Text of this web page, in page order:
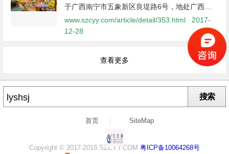
于广西南宁市五象新区良堤路6号，地处广西城
南沿江核心、南宁东扩发展轴线上，北达风岭
南，西接五象新区，东连龙岗片区。南宁万达茂
www.szcyy.com/article/detail/353.html
2017-
12-28
查看更多
搜索
首页 SiteMap
Copyright © 2017-2018 SZCYY.COM 粤ICP备10064268号